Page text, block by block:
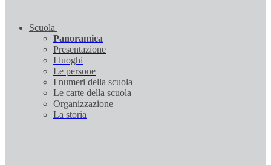
Scuola
Panoramica
Presentazione
I luoghi
Le persone
I numeri della scuola
Le carte della scuola
Organizzazione
La storia